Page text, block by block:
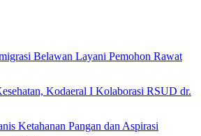
Belawan Layani Pemohon Rawat
Kodaeral I Kolaborasi RSUD dr.
Ketahanan Pangan dan Aspirasi